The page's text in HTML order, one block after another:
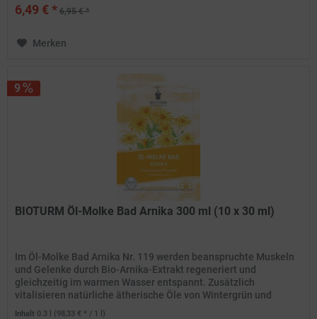
6,49 € * 6,95 € *
Merken
9
BIOTURM Öl-Molke Bad Arnika 300 ml (10 x 30 ml)
Im Öl-Molke Bad Arnika Nr. 119 werden beanspruchte Muskeln
und Gelenke durch Bio-Arnika-Extrakt regeneriert und
gleichzeitig im warmen Wasser entspannt. Zusätzlich
vitalisieren natürliche ätherische Öle von Wintergrün und
Rosmarin den...
Inhalt 0.3 l (98,33 € * / 1 l)